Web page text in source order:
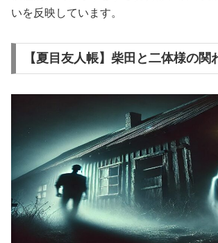
いを反映しています。
【夏目友人帳】柴田と二体様の関